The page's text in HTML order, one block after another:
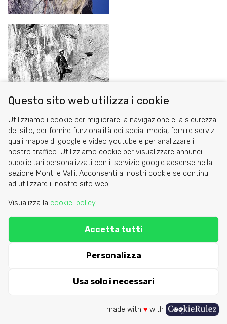
Questo sito web utilizza i cookie
Utilizziamo i cookie per migliorare la navigazione e la sicurezza
del sito, per fornire funzionalità dei social media, fornire servizi
quali mappe di google e video youtube e per analizzare il
nostro traffico. Utilizziamo cookie per visualizzare annunci
pubblicitari personalizzati con il servizio google adsense nella
sezione Monti e Valli. Acconsenti ai nostri cookie se continui
ad utilizzare il nostro sito web.
Visualizza la cookie-policy
Usa solo i necessari
Personalizza
Accetta tutti
made with ♥with